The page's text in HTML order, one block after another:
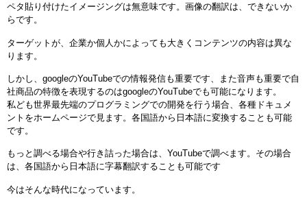
ペタ貼り付けたイメージングは無意味です。画像の翻訳は、できないか
らです。
ターゲットが、企業か個人かによっても大きくコンテンツの内容は異な
ります。
しかし、googleのYouTubeでの情報発信も重要です、また音声も重要で自
社商品の特徴を表現するのはgoogleのYouTubeでも可能になります。
私ども世界最先端のプログラミングでの開発を行う場合、各種ドキュメ
ントをホームページで見ます。各国語から日本語に変換することも可能
です。
もっと調べる場合や行き詰った場合は、 YouTubeで調べます。その場合
は、各国語から日本語に字幕翻訳することも可能です
今はそんな時代になっています。